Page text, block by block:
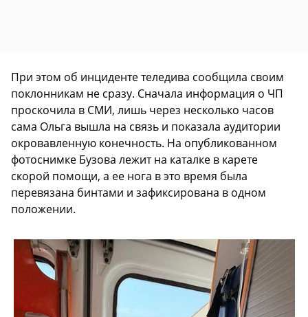
При этом об инциденте теледива сообщила своим
поклонникам не сразу. Сначала информация о ЧП
проскочила в СМИ, лишь через несколько часов
сама Ольга вышла на связь и показала аудитории
окровавленную конечность. На опубликованном
фотоснимке Бузова лежит на каталке в карете
скорой помощи, а ее нога в это время была
перевязана бинтами и зафиксирована в одном
положении.